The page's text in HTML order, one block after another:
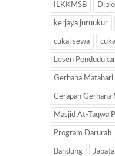
ILKKMSB
kerjaya juruukur
cukai sewa
Lesen
Gerhana Matahari
Cerapan Gerhana
Masjid At-Taqwa
Program Darurah
Bandung